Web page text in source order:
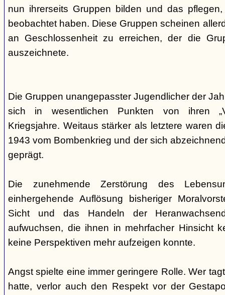
nun ihrerseits Gruppen bilden und das
beobachtet haben. Diese Gruppen scheinen
an Geschlossenheit zu erreichen, der die
auszeichnete.
Die Gruppen unangepasster Jugendlicher der
sich in wesentlichen Punkten von ihren
Kriegsjahre. Weitaus stärker als letztere waren
1943 vom Bombenkrieg und der sich
geprägt.
Die zunehmende Zerstörung des
einhergehende Auflösung bisheriger
Sicht und das Handeln der
aufwuchsen, die ihnen in mehrfacher Hinsicht
keine Perspektiven mehr aufzeigen konnte.
Angst spielte eine immer geringere Rolle. Wer
hatte, verlor auch den Respekt vor der